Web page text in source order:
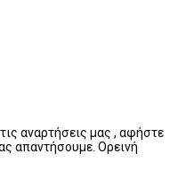
αναρτήσεις μας , αφήστε
απαντήσουμε. Ορεινή